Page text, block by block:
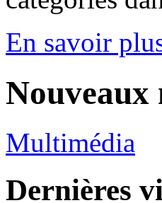
En savoir
Multimédia
Dernières